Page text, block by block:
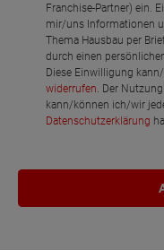
Franchise-Partner) ein.
mir/uns Informationen
Thema Hausbau per
durch einen
Diese Einwilligung
widerrufen. Der
kann/können ich/wir
Datenschutzerklärung